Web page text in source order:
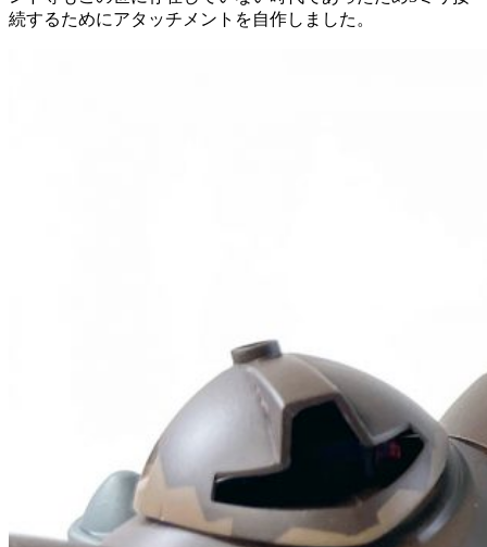
続するためにアタッチメントを自作しました。